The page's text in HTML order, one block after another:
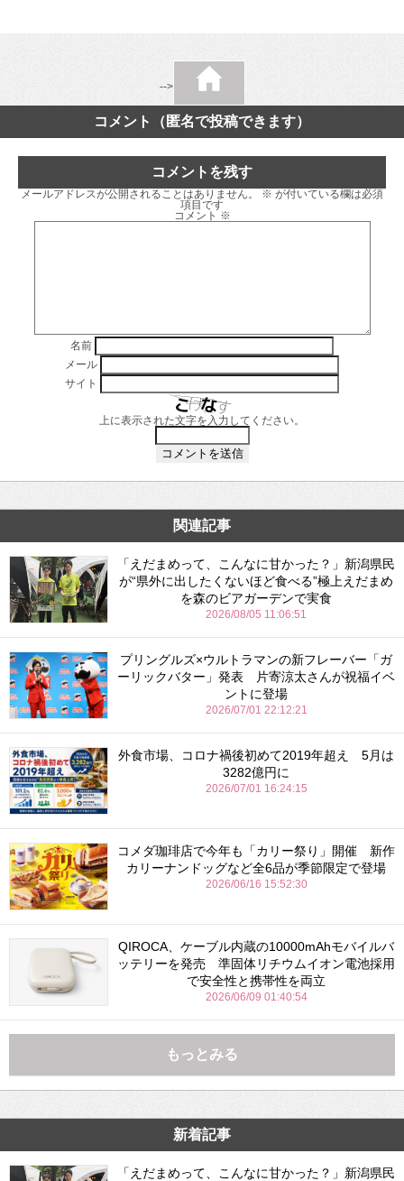
-->
コメント（匿名で投稿できます）
コメントを残す
メールアドレスが公開されることはありません。 ※ が付いている欄は必須
項目です
コメント ※
名前
メール
サイト
上に表示された文字を入力してください。
関連記事
「えだまめって、こんなに甘かった？」新潟県民
が“県外に出したくないほど食べる”極上えだまめ
を森のビアガーデンで実食
2026/08/05 11:06:51
プリングルズ×ウルトラマンの新フレーバー「ガ
ーリックバター」発表 片寄涼太さんが祝福イベ
ントに登場
2026/07/01 22:12:21
外食市場、コロナ禍後初めて2019年超え 5月は
3282億円に
2026/07/01 16:24:15
コメダ珈琲店で今年も「カリー祭り」開催 新作
カリーナンドッグなど全6品が季節限定で登場
2026/06/16 15:52:30
QIROCA、ケーブル内蔵の10000mAhモバイルバ
ッテリーを発売 準固体リチウムイオン電池採用
で安全性と携帯性を両立
2026/06/09 01:40:54
もっとみる
新着記事
「えだまめって、こんなに甘かった？」新潟県民